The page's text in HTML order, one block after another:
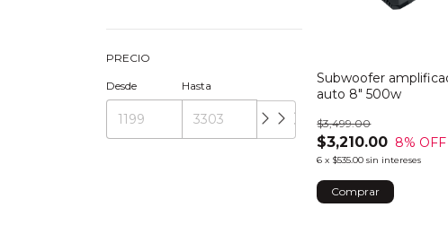
PRECIO
Desde Hasta
Subwoofer
auto 8" 500w
$3,210.00
$3,499.00
8% OFF
6 x $535.00 sin intereses